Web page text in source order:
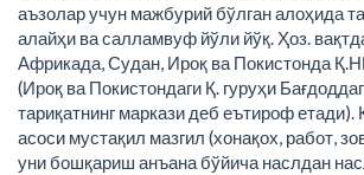
аъзолар учун мажбурий бўлган алоҳида
алайҳи ва салламвуф йўли йўқ. Ҳоз.
Африкада, Судан, Ироқ ва Покистонда
(Ироқ ва Покистондаги Қ. гуруҳи
тариқатнинг маркази деб еътироф етади).
асоси мустақил мазгил (хонақох, работ,
уни бошқариш анъана бўйича наслдан